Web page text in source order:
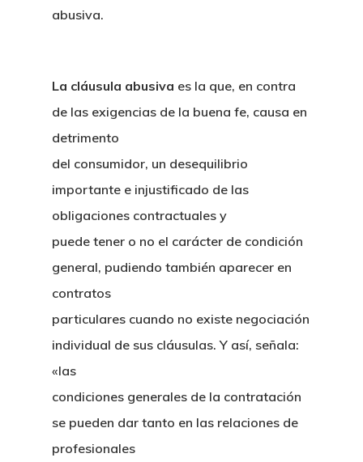
abusiva.
La cláusula abusiva es la que, en contra
de las exigencias de la buena fe, causa en
detrimento
del consumidor, un desequilibrio
importante e injustificado de las
obligaciones contractuales y
puede tener o no el carácter de condición
general, pudiendo también aparecer en
contratos
particulares cuando no existe negociación
individual de sus cláusulas. Y así, señala:
«las
condiciones generales de la contratación
se pueden dar tanto en las relaciones de
profesionales